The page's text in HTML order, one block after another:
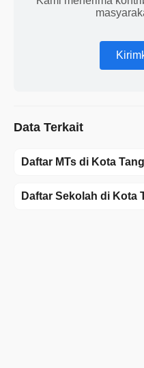
Data Terkait
Daftar MTs di Kota
Daftar Sekolah di Kota